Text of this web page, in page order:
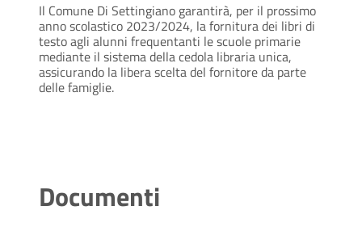
Il Comune Di Settingiano garantirà, per il prossimo
anno scolastico 2023/2024, la fornitura dei libri di
testo agli alunni frequentanti le scuole primarie
mediante il sistema della cedola libraria unica,
assicurando la libera scelta del fornitore da parte
delle famiglie.
Documenti